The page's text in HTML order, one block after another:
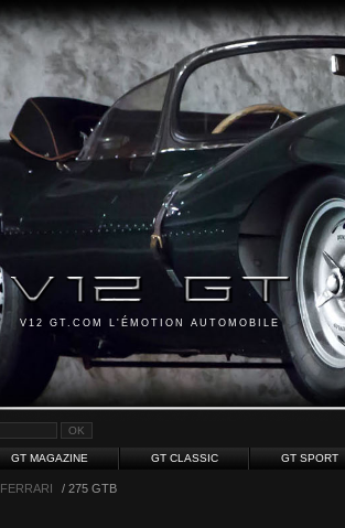
V12 GT.COM L'ÉMOTION AUTOMOBILE
GT MAGAZINE GT CLASSIC GT SPORT
FERRARI / 275 GTB